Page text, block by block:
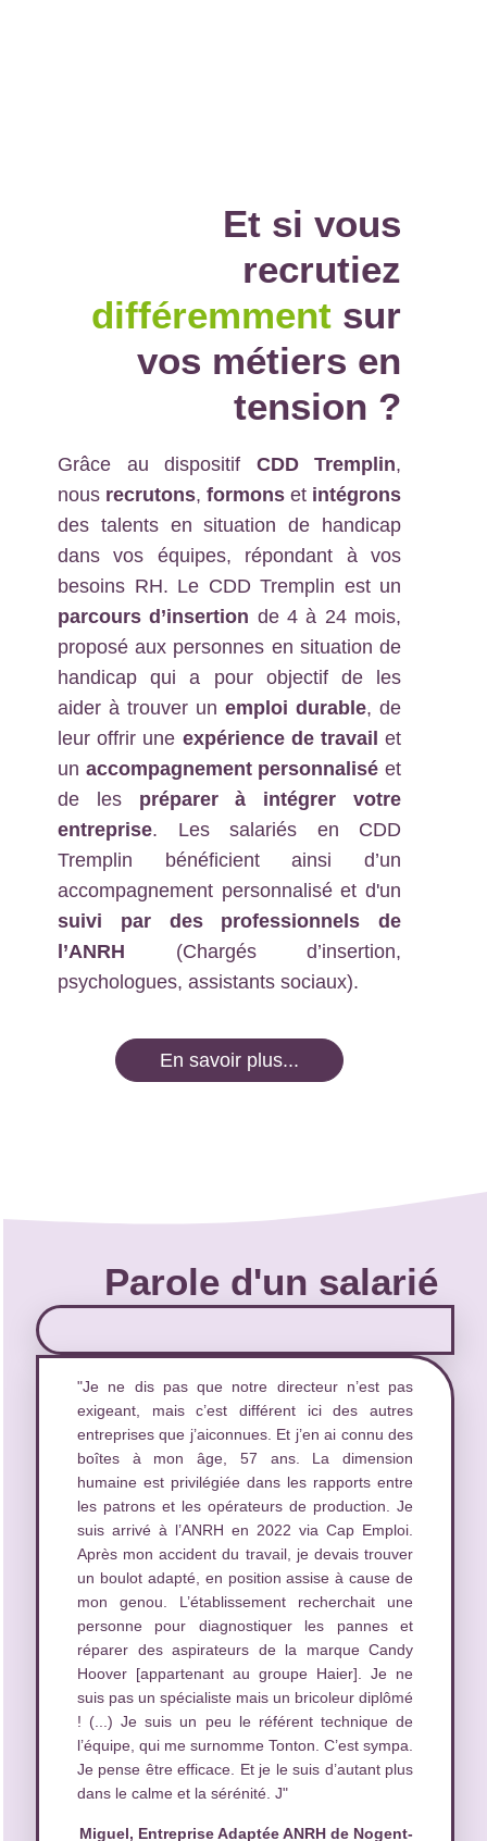
Et si vous
recrutiez
différemment sur
vos métiers en
tension ?
Grâce au dispositif CDD Tremplin,
nous recrutons, formons et intégrons
des talents en situation de handicap
dans vos équipes, répondant à vos
besoins RH. Le CDD Tremplin est un
parcours d’insertion de 4 à 24 mois,
proposé aux personnes en situation de
handicap qui a pour objectif de les
aider à trouver un emploi durable, de
leur offrir une expérience de travail et
un accompagnement personnalisé et
de les préparer à intégrer votre
entreprise. Les salariés en CDD
Tremplin bénéficient ainsi d’un
accompagnement personnalisé et d'un
suivi par des professionnels de
l’ANRH (Chargés d’insertion,
psychologues, assistants sociaux).
En savoir plus...
Parole d'un salarié
"Je ne dis pas que notre directeur n’est pas
exigeant, mais c’est différent ici des autres
entreprises que j’aiconnues. Et j’en ai connu des
boîtes à mon âge, 57 ans. La dimension
humaine est privilégiée dans les rapports entre
les patrons et les opérateurs de production. Je
suis arrivé à l’ANRH en 2022 via Cap Emploi.
Après mon accident du travail, je devais trouver
un boulot adapté, en position assise à cause de
mon genou. L’établissement recherchait une
personne pour diagnostiquer les pannes et
réparer des aspirateurs de la marque Candy
Hoover [appartenant au groupe Haier]. Je ne
suis pas un spécialiste mais un bricoleur diplômé
! (...) Je suis un peu le référent technique de
l’équipe, qui me surnomme Tonton. C’est sympa.
Je pense être efficace. Et je le suis d’autant plus
dans le calme et la sérénité. J"
Miguel, Entreprise Adaptée ANRH de Nogent-